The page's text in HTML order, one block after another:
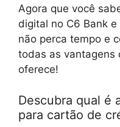
Agora que você
digital no C6 Bank
não perca tempo e
todas as vantagens
oferece!
Descubra qual é
para cartão de